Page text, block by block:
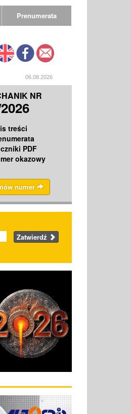
Prenumerata
06.08.2026
NR
treści
PDF
okazowy
numer
Zatwierdź